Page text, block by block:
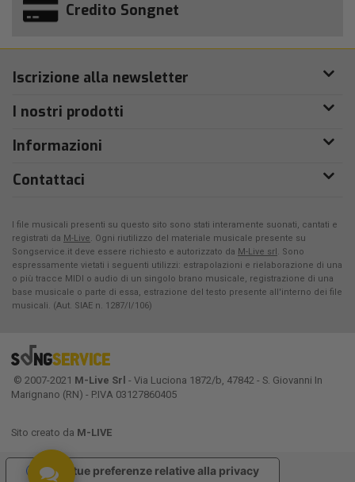
Credito Songnet
Iscrizione alla newsletter
I nostri prodotti
Informazioni
Contattaci
I file musicali presenti su questo sito sono stati interamente suonati, cantati e
registrati da M-Live. Ogni riutilizzo del materiale musicale presente su
Songservice.it deve essere richiesto e autorizzato da M-Live srl. Sono
espressamente vietati i seguenti utilizzi: estrapolazioni e rielaborazione di una
o più tracce MIDI o audio di un singolo brano musicale, registrazione di una
base musicale o parte di essa, estrazione del testo presente all'interno dei file
musicali. (Aut. SIAE n. 1287/I/106)
© 2007-2021 M-Live Srl - Via Luciona 1872/b, 47842 - S. Giovanni In
Marignano (RN) - P.IVA 03127860405
Sito creato da M-LIVE
Le tue preferenze relative alla privacy